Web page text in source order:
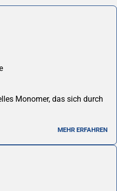
Monomer, das sich durch
MEHR ERFAHREN